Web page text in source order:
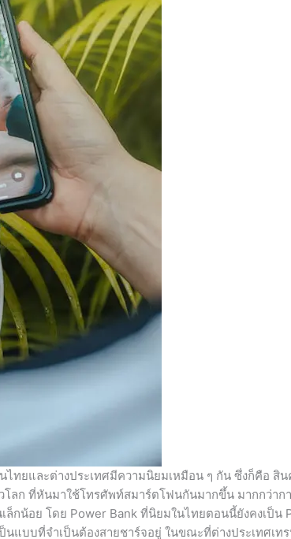
ทยและต่างประเทศมีความนิยมเหมือน ๆ กัน ซึ่งก็คือ สิน
ลก ที่หันมาใช้โทรศัพท์สมาร์ตโฟนกันมากขึ้น มากกว่าก
กน้อย โดย Power Bank ที่นิยมในไทยตอนนี้ยังคงเป็น
แบบที่จำเป็นต้องสายชาร์จอยู่ ในขณะที่ต่างประเทศเทร